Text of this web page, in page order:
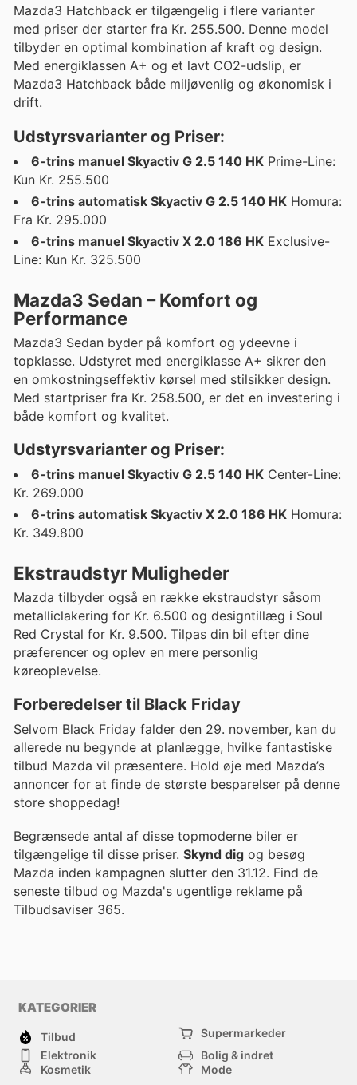
Mazda3 Hatchback er tilgængelig i flere varianter
med priser der starter fra Kr. 255.500. Denne model
tilbyder en optimal kombination af kraft og design.
Med energiklassen A+ og et lavt CO2-udslip, er
Mazda3 Hatchback både miljøvenlig og økonomisk i
drift.
Udstyrsvarianter og Priser:
6-trins manuel Skyactiv G 2.5 140 HK Prime-Line:
Kun Kr. 255.500
6-trins automatisk Skyactiv G 2.5 140 HK Homura:
Fra Kr. 295.000
6-trins manuel Skyactiv X 2.0 186 HK Exclusive-
Line: Kun Kr. 325.500
Mazda3 Sedan – Komfort og
Performance
Mazda3 Sedan byder på komfort og ydeevne i
topklasse. Udstyret med energiklasse A+ sikrer den
en omkostningseffektiv kørsel med stilsikker design.
Med startpriser fra Kr. 258.500, er det en investering i
både komfort og kvalitet.
Udstyrsvarianter og Priser:
6-trins manuel Skyactiv G 2.5 140 HK Center-Line:
Kr. 269.000
6-trins automatisk Skyactiv X 2.0 186 HK Homura:
Kr. 349.800
Ekstraudstyr Muligheder
Mazda tilbyder også en række ekstraudstyr såsom
metalliclakering for Kr. 6.500 og designtillæg i Soul
Red Crystal for Kr. 9.500. Tilpas din bil efter dine
præferencer og oplev en mere personlig
køreoplevelse.
Forberedelser til Black Friday
Selvom Black Friday falder den 29. november, kan du
allerede nu begynde at planlægge, hvilke fantastiske
tilbud Mazda vil præsentere. Hold øje med Mazda’s
annoncer for at finde de største besparelser på denne
store shoppedag!
Begrænsede antal af disse topmoderne biler er
tilgængelige til disse priser. Skynd dig og besøg
Mazda inden kampagnen slutter den 31.12. Find de
seneste tilbud og Mazda's ugentlige reklame på
Tilbudsaviser 365.
KATEGORIER
Tilbud
Supermarkeder
Elektronik
Bolig & indret
Kosmetik
Mode